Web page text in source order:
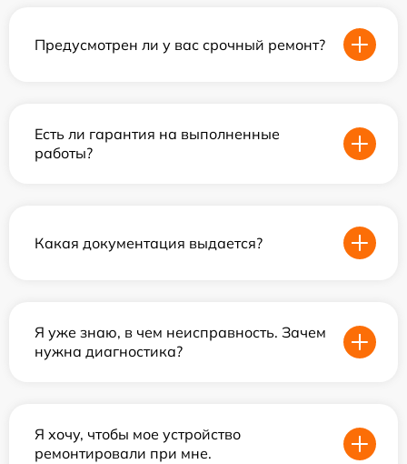
Предусмотрен ли у вас срочный ремонт?
Есть ли гарантия на выполненные
работы?
Какая документация выдается?
Я уже знаю, в чем неисправность. Зачем
нужна диагностика?
Я хочу, чтобы мое устройство
ремонтировали при мне.